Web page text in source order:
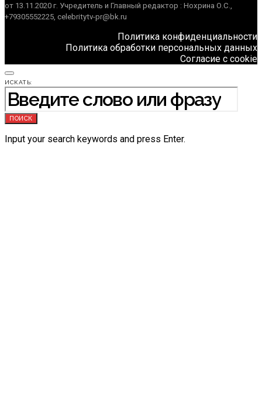
от 13.11.2020 г. Учредитель и Главный редактор : Нохрина О.С.,
+79305552225, celebritytv-pr@bk.ru
Политика конфиденциальности
Политика обработки персональных данных
Согласие с cookie
ИСКАТЬ:
ПОИСК
Input your search keywords and press Enter.